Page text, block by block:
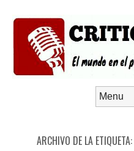
ARCHIVO DE LA ETIQUETA: